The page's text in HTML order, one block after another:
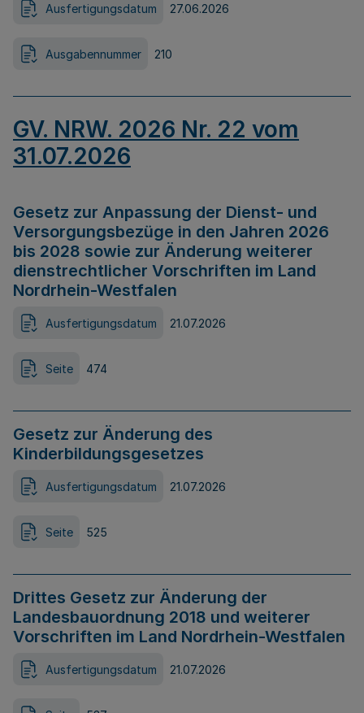
Ausfertigungsdatum 27.06.2026
Ausgabennummer 210
GV. NRW. 2026 Nr. 22 vom
31.07.2026
Gesetz zur Anpassung der Dienst- und
Versorgungsbezüge in den Jahren 2026
bis 2028 sowie zur Änderung weiterer
dienstrechtlicher Vorschriften im Land
Nordrhein-Westfalen
Ausfertigungsdatum 21.07.2026
Seite 474
Gesetz zur Änderung des
Kinderbildungsgesetzes
Ausfertigungsdatum 21.07.2026
Seite 525
Drittes Gesetz zur Änderung der
Landesbauordnung 2018 und weiterer
Vorschriften im Land Nordrhein-Westfalen
Ausfertigungsdatum 21.07.2026